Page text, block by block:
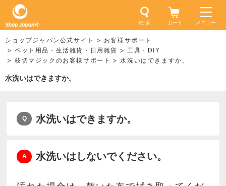
メニュー
検 索 カート
ショップジャパン公式サイト
お客様サポート
ペット用品・生活雑貨・日用雑貨
工具・DIY
枝切マジックのお客様サポート
水洗いはできますか。
水洗いはできますか。
水洗いはできますか。
水洗いはしないでください。